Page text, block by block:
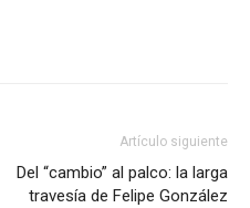
Artículo siguiente
Del “cambio” al palco: la larga
travesía de Felipe González